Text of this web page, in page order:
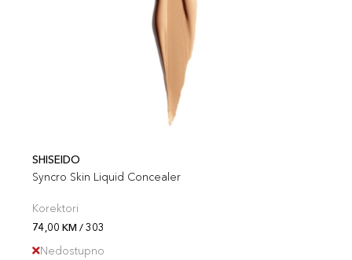
SHISEIDO
Syncro Skin Liquid Concealer
Korektori
74,00 KM / 303
Nedostupno